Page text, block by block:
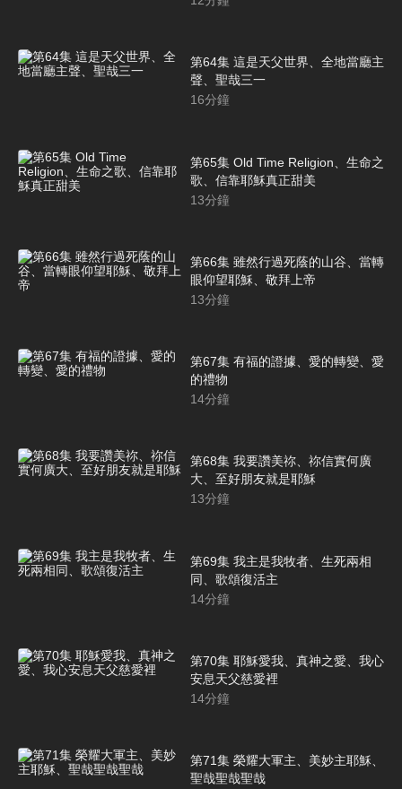
第64集 這是天父世界、全地當廳主
聲、聖哉三一
16分鐘
第65集 Old Time Religion、生命之
歌、信靠耶穌真正甜美
13分鐘
第66集 雖然行過死蔭的山谷、當轉
眼仰望耶穌、敬拜上帝
13分鐘
第67集 有福的證據、愛的轉變、愛
的禮物
14分鐘
第68集 我要讚美祢、祢信實何廣
大、至好朋友就是耶穌
13分鐘
第69集 我主是我牧者、生死兩相
同、歌頌復活主
14分鐘
第70集 耶穌愛我、真神之愛、我心
安息天父慈愛裡
14分鐘
第71集 榮耀大軍主、美妙主耶穌、
聖哉聖哉聖哉